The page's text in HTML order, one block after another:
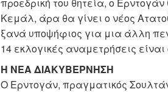
Κεμάλ, άρα θα γίνει ο νέος
ξανά υποψήφιος για μια άλλη
14 εκλογικές αναμετρήσεις
Η ΝΕΑ ΔΙΑΚΥΒΕΡΝΗΣΗ
Ο Ερντογάν, πραγματικός